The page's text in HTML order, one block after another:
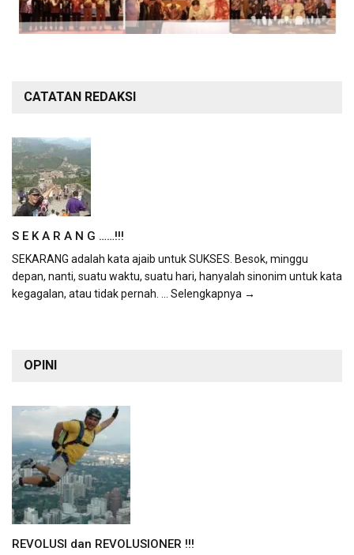
CATATAN REDAKSI
S E K A R A N G ……!!!
SEKARANG adalah kata ajaib untuk SUKSES. Besok, minggu
depan, nanti, suatu waktu, suatu hari, hanyalah sinonim untuk kata
kegagalan, atau tidak pernah. ... Selengkapnya →
OPINI
REVOLUSI dan REVOLUSIONER !!!